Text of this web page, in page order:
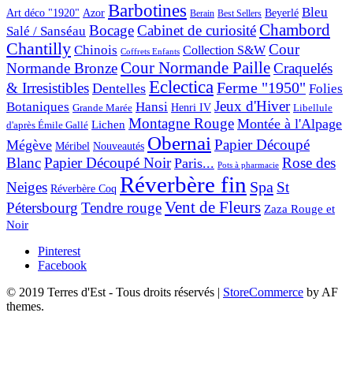
Art déco "1920" Azor Barbotines Berain Best Sellers Beyerlé Bleu
Salé / Sanséau BocageCabinet de curiositéChambord
Chantilly Chinois Coffrets Enfants Collection S&W Cour
Normande BronzeCour Normande PailleCraquelés
& Irresistibles Dentelles EclecticaFerme "1950" Folies
Botaniques Grande Marée Hansi Henri IV Jeux d'Hiver Libellule
d'après Émile Gallé Lichen Montagne Rouge Montée à l'Alpage
Mégève Méribel Nouveautés ObernaiPapier Découpé
BlancPapier Découpé Noir Paris... Pots à pharmacie Rose des
Neiges Réverbère Coq Réverbère fin Spa St
Pétersbourg Tendre rougeVent de Fleurs Zaza Rouge et
Noir
Pinterest
Facebook
© 2019 Terres d'Est - Tous droits réservés
StoreCommerce by AF
themes.